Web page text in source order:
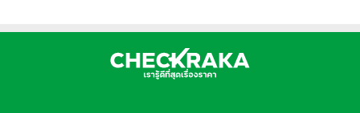
ศูนย์บริการข้อมูลฮอนด้า 24 ชั่วโมง โทร 0 2341 7777
อัปเดตทุกข่าวสาร ข้อมูลผลิตภัณฑ์ และกิจกรรมล่าสุด เพื่อให้คุณ
ไม่พลาดทุกความเคลื่อนไหวได้ที่